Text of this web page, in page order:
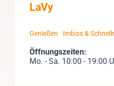
LaVy
Genießen Imbiss &
Öffnungszeiten:
Mo. - Sa. 10:00 - 19:00